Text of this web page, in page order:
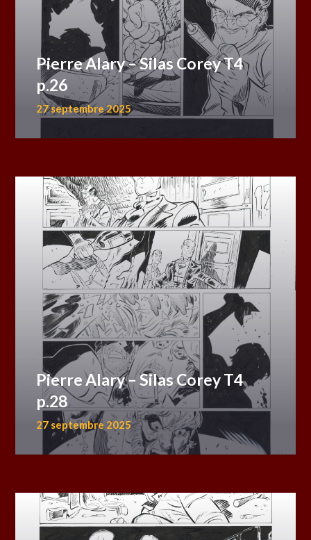
Pierre Alary – Silas Corey T4
p.26
27 septembre 2025
Pierre Alary – Silas Corey T4
p.28
27 septembre 2025